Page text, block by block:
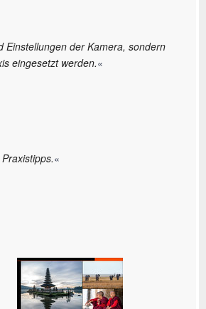
Einstellungen der Kamera, sondern
eingesetzt werden.«
«